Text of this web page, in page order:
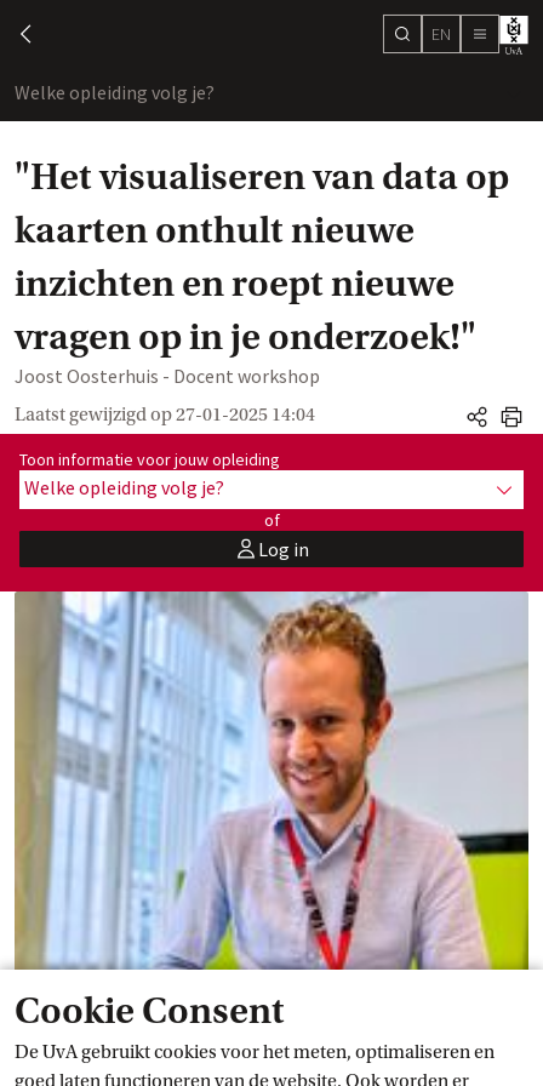
Cookie Consent
De UvA gebruikt cookies voor het meten, optimaliseren en
goed laten functioneren van de website. Ook worden er
chevron-left search
EN menu
Welke opleiding volg je?
"Het visualiseren van data op
kaarten onthult nieuwe
inzichten en roept nieuwe
vragen op in je onderzoek!"
Joost Oosterhuis - Docent workshop
Laatst gewijzigd op27-01-2025 14:04
share
print
Toon informatie voor opleiding:
Toon informatie voor jouw opleiding
Welke opleiding volg je? toon
of
userLog in